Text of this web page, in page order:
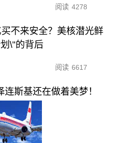
阅读 4278
不来安全？美核潜光鲜
\"的背后
阅读 6617
连斯基还在做着美梦！